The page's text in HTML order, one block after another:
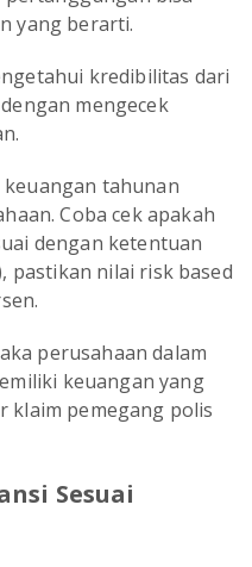
yang berarti.
kredibilitas dari
mengecek
keuangan tahunan
Coba cek apakah
dengan ketentuan
pastikan nilai risk based
perusahaan dalam
keuangan yang
klaim pemegang polis
Sesuai